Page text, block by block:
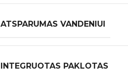
ATSPARUMAS VANDENIUI
INTEGRUOTAS PAKLOTAS